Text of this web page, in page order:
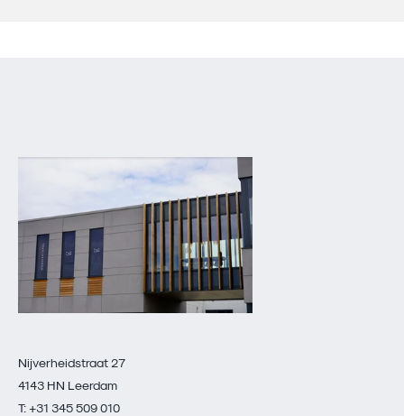
Nijverheidstraat 27
4143 HN Leerdam
T: +31 345 509 010